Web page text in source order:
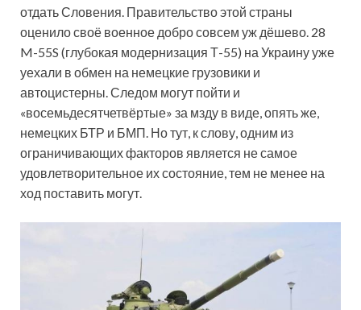
отдать Словения. Правительство этой страны
оценило своё военное добро совсем уж дёшево. 28
M-55S (глубокая модернизация Т-55) на Украину уже
уехали в обмен на немецкие грузовики и
автоцистерны. Следом могут пойти и
«восемьдесятчетвёртые» за мзду в виде, опять же,
немецких БТР и БМП. Но тут, к слову, одним из
ограничивающих факторов является не самое
удовлетворительное их состояние, тем не менее на
ход поставить могут.